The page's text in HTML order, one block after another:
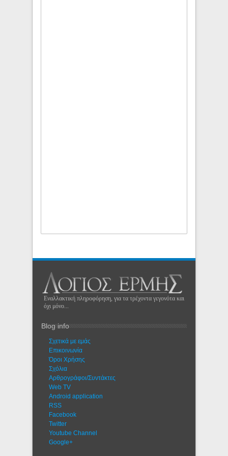
Εναλλακτική πληροφόρηση, για τα τρέχοντα γεγονότα και
όχι μόνο...
Blog info
Σχετικά με εμάς
Eπικοινωνία
Όροι Χρήσης
Σχόλια
Αρθρογράφοι/Συντάκτες
Web TV
Android application
RSS
Facebook
Twitter
Youtube Channel
Google+